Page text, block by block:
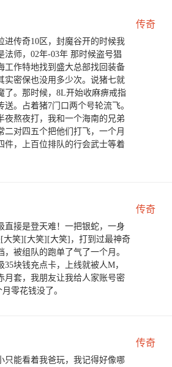
传奇
进传奇10区，封魔谷开的时候我
法师，02年-03年 那时候盗号猖
工作特地找到盛大总部找回装备
实密保也没用多少次。说猪七就
了。那时候，8L开始收麻痹戒指
送。占着猪7门口两个号轮流飞。
夜熬夜打，我和一个海南的兄弟
二对四五个把他们打飞，一个月
件，上百位排队的行会武士等着
传奇
直接是登天难！一把银蛇，一身
大笑][大笑][大笑]，打到过最神奇
，被组队的跑单了气了一个月。
35块钱充点卡，上线就被人M，
月套，我朋友让我给人家账号密
零花钱没了。
传奇
只能看着我爸玩，我记得好像哪